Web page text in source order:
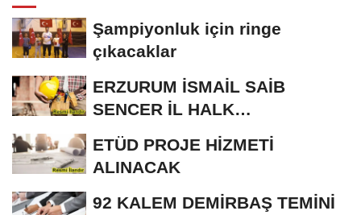
Şampiyonluk için ringe
çıkacaklar
ERZURUM İSMAİL SAİB
SENCER İL HALK
KÜTÜPHANESİ BAKIM VE
ONARIM...
ETÜD PROJE HİZMETİ
ALINACAK
92 KALEM DEMİRBAŞ TEMİNİ